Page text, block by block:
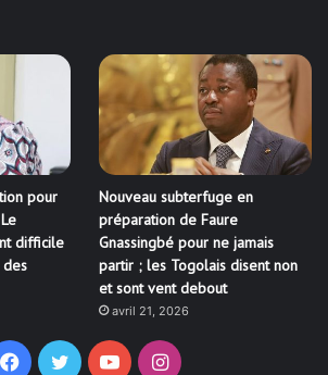
pour
difficile
des
Nouveau subterfuge en
préparation de Faure
Gnassingbé pour ne jamais
partir ; les Togolais disent non
et sont vent debout
avril 21, 2026
Facebook
TwitterYouTubeInstagram